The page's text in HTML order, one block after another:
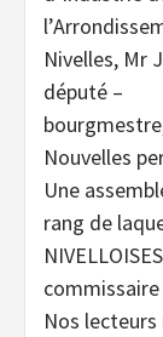
Nivelles, Mr
député –
Nouvelles
Une
rang de
Nos